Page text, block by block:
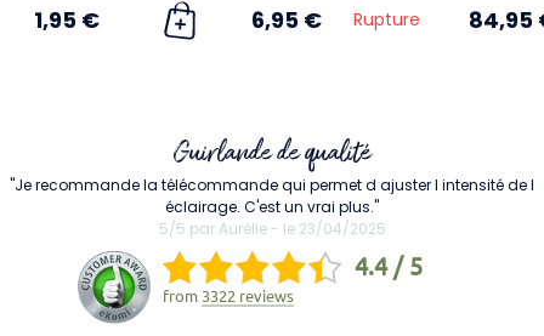
1,95 € 6,95 € Rupture 84,95
Guirlande de qualité
"Je recommande la télécommande qui permet d ajuster l intensité de l
éclairage. C'est un vrai plus."
5/5 par Aurélie - le 23/04/2025
4.4 / 5
from 3322 reviews